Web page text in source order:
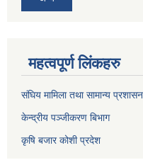
महत्वपूर्ण लिंकहरु
संघिय मामिला तथा सामान्य
केन्द्रीय पञ्जीकरण बिभाग
कृषि बजार कोशी प्रदेश